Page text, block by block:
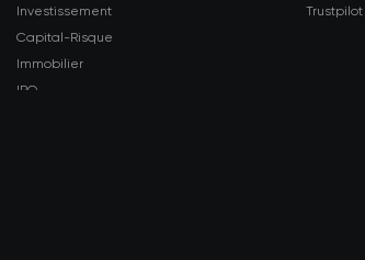
Investissement
Capital-Risque
Immobilier
IPO
Trustpilot